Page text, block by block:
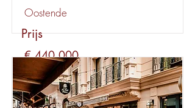
Oostende
Prijs
€ 440.000
Huur
€ 4.800